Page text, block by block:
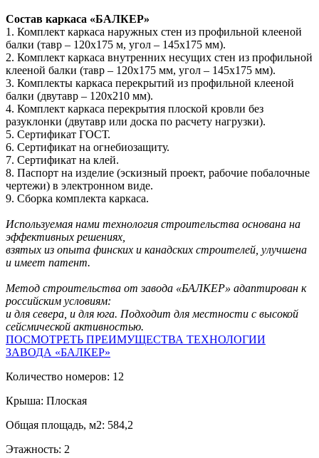
Состав каркаса «БАЛКЕР»
1. Комплект каркаса наружных стен из профильной клееной
балки (тавр – 120х175 м, угол – 145х175 мм).
2. Комплект каркаса внутренних несущих стен из профильной
клееной балки (тавр – 120х175 мм, угол – 145х175 мм).
3. Комплекты каркаса перекрытий из профильной клееной
балки (двутавр – 120х210 мм).
4. Комплект каркаса перекрытия плоской кровли без
разуклонки (двутавр или доска по расчету нагрузки).
5. Сертификат ГОСТ.
6. Сертификат на огнебиозащиту.
7. Сертификат на клей.
8. Паспорт на изделие (эскизный проект, рабочие побалочные
чертежи) в электронном виде.
9. Сборка комплекта каркаса.
Используемая нами технология строительства основана на
эффективных решениях,
взятых из опыта финских и канадских строителей, улучшена
и имеет патент.
Метод строительства от завода «БАЛКЕР» адаптирован к
российским условиям:
и для севера, и для юга. Подходит для местности с высокой
сейсмической активностью.
ПОСМОТРЕТЬ ПРЕИМУЩЕСТВА ТЕХНОЛОГИИ
ЗАВОДА «БАЛКЕР»
Количество номеров: 12
Крыша: Плоская
Общая площадь, м2: 584,2
Этажность: 2